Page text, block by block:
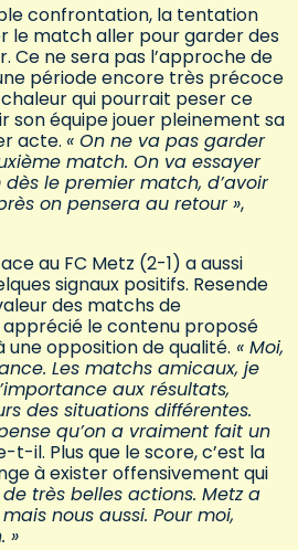
confrontation, la tentation
le match aller pour garder des
Ce ne sera pas l’approche de
période encore très précoce
qui pourrait peser ce
son équipe jouer pleinement sa
acte. « On ne va pas garder
match. On va essayer
le premier match, d’avoir
on pensera au retour »,
au FC Metz (2-1) a aussi
signaux positifs. Resende
des matchs de
le contenu proposé
une opposition de qualité. « Moi,
Les matchs amicaux, je
aux résultats,
des situations différentes.
qu’on a vraiment fait un
t-il. Plus que le score, c’est la
à exister offensivement qui
très belles actions. Metz a
nous aussi. Pour moi,
»